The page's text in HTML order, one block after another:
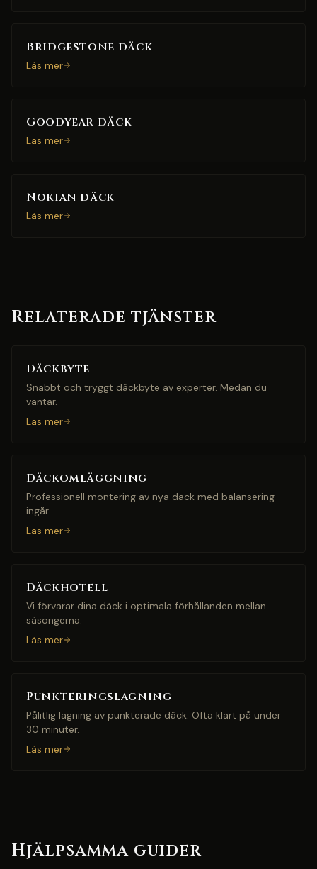
Bridgestone däck
Läs mer
Goodyear däck
Läs mer
Nokian däck
Läs mer
Relaterade tjänster
Däckbyte
Snabbt och tryggt däckbyte av experter. Medan du
väntar.
Läs mer
Däckomläggning
Professionell montering av nya däck med balansering
ingår.
Läs mer
Däckhotell
Vi förvarar dina däck i optimala förhållanden mellan
säsongerna.
Läs mer
Punkteringslagning
Pålitlig lagning av punkterade däck. Ofta klart på under
30 minuter.
Läs mer
Hjälpsamma guider